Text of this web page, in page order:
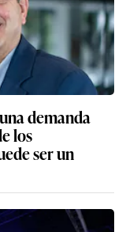
demanda
los
ser un